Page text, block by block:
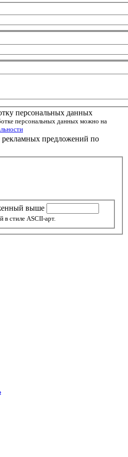
персональных данных
персональных данных можно на
рекламных предложений по
выше
в стиле ASCII-арт.